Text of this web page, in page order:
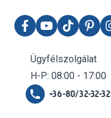
Ügyfélszolgálat
H-P: 08:00 - 17:00
+36-80/32-32-32